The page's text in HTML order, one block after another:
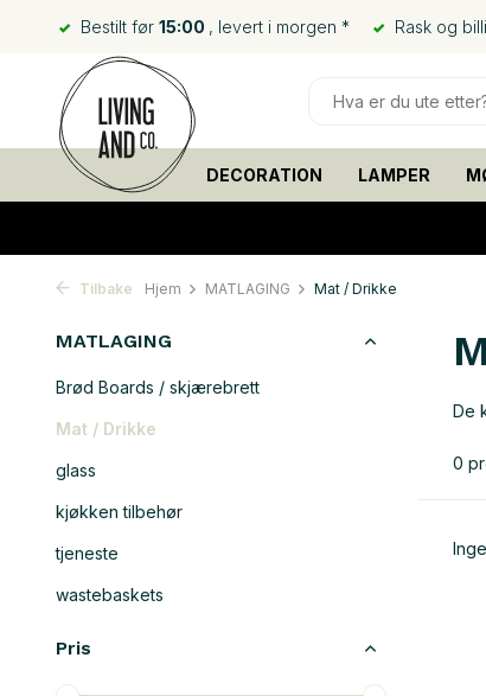
Bestilt før 15:00 , levert i morgen * Rask og
DECORATION LAMPER
Tilbake Hjem MATLAGING Mat / Drikke
MATLAGING
Brød Boards / skjærebrett
Mat / Drikke
glass
kjøkken tilbehør
tjeneste
wastebaskets
Pris
De
0